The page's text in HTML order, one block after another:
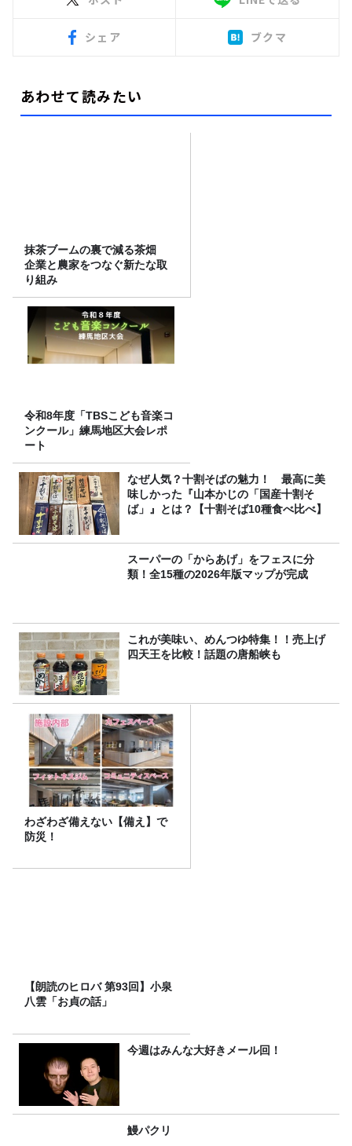
シェア ブクマ
あわせて読みたい
抹茶ブームの裏で減る茶畑
企業と農家をつなぐ新たな取
り組み
令和8年度「TBSこども音楽コ
ンクール」練馬地区大会レポ
ート
なぜ人気？十割そばの魅力！ 最高に美
味しかった『山本かじの「国産十割そ
ば」』とは？【十割そば10種食べ比べ】
スーパーの「からあげ」をフェスに分
類！全15種の2026年版マップが完成
これが美味い、めんつゆ特集！！売上げ
四天王を比較！話題の唐船峡も
わざわざ備えない【備え】で
防災！
【朗読のヒロバ 第93回】小泉
八雲「お貞の話」
今週はみんな大好きメール回！
鰻パクリ